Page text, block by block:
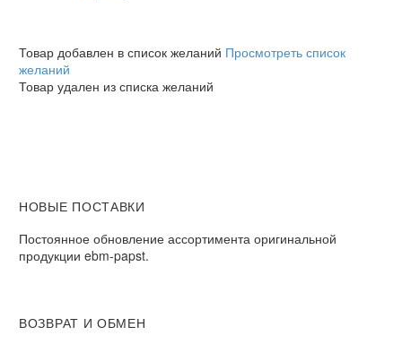
Товар добавлен в список желаний Просмотреть список
желаний
Товар удален из списка желаний
НОВЫЕ ПОСТАВКИ
Постоянное обновление ассортимента оригинальной
продукции ebm-papst.
ВОЗВРАТ И ОБМЕН